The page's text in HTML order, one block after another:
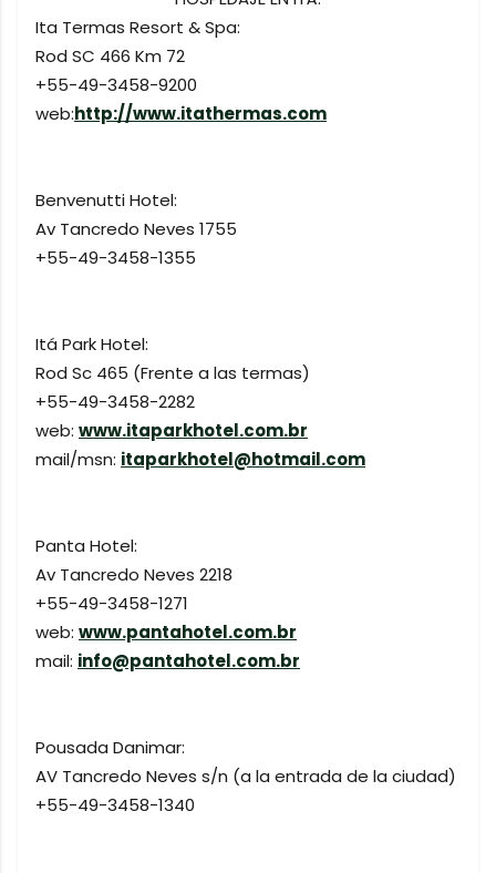
Ita Termas Resort & Spa:
Rod SC 466 Km 72
+55-49-3458-9200
web:http://www.itathermas.com
Benvenutti Hotel:
Av Tancredo Neves 1755
+55-49-3458-1355
Itá Park Hotel:
Rod Sc 465 (Frente a las termas)
+55-49-3458-2282
web: www.itaparkhotel.com.br
mail/msn: itaparkhotel@hotmail.com
Panta Hotel:
Av Tancredo Neves 2218
+55-49-3458-1271
web: www.pantahotel.com.br
mail: info@pantahotel.com.br
Pousada Danimar:
AV Tancredo Neves s/n (a la entrada de la ciudad)
+55-49-3458-1340